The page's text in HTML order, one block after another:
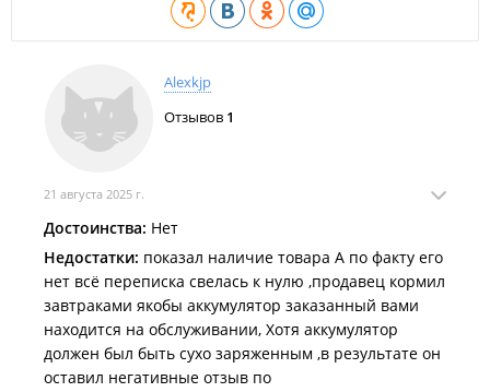
Alexkjp
Отзывов 1
21 августа 2025 г.
Достоинства: Нет
Недостатки: показал наличие товара А по факту его
нет всё переписка свелась к нулю ,продавец кормил
завтраками якобы аккумулятор заказанный вами
находится на обслуживании, Хотя аккумулятор
должен был быть сухо заряженным ,в результате он
оставил негативные отзыв по